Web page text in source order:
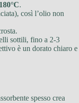
.
così l’olio non
sottili, fino a 2-3
è un dorato chiaro e
spesso crea